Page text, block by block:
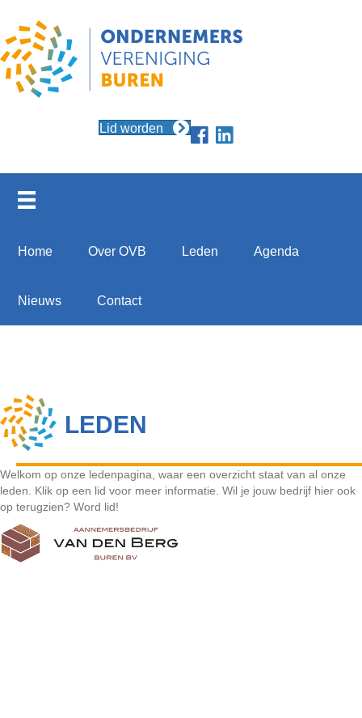
Lid worden
Home Over OVB Leden Agenda
Nieuws Contact
LEDEN
Welkom op onze ledenpagina, waar een overzicht staat van al onze
leden. Klik op een lid voor meer informatie. Wil je jouw bedrijf hier ook
op terugzien? Word lid!